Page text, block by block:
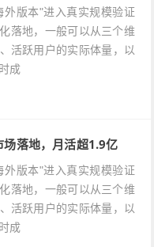
版本"进入真实规模验证
落地，一般可以从三个维
活跃用户的实际体量，以
成
落地，月活超1.9亿
版本"进入真实规模验证
落地，一般可以从三个维
活跃用户的实际体量，以
成